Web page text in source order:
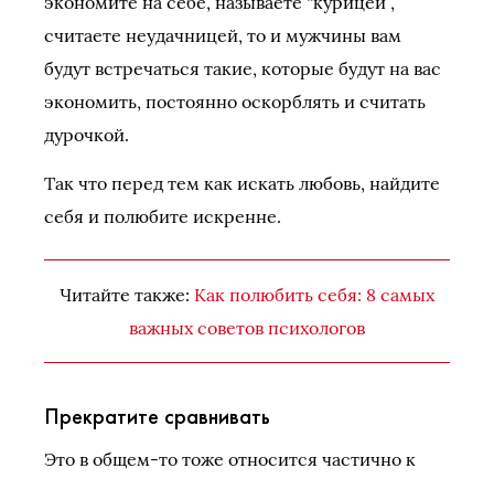
считаете неудачницей, то и мужчины вам
будут встречаться такие, которые будут на вас
экономить, постоянно оскорблять и считать
дурочкой.
Так что перед тем как искать любовь, найдите
себя и полюбите искренне.
Читайте также: Как полюбить себя: 8 самых
важных советов психологов
Прекратите сравнивать
Это в общем-то тоже относится частично к